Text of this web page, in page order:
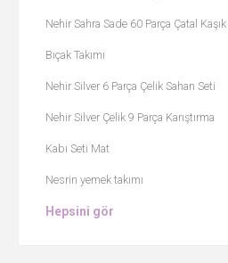
Nehir Sahra Sade 60 Parça Çatal Kaşık
Bıçak Takımı
Nehir Silver 6 Parça Çelik Sahan Seti
Nehir Silver Çelik 9 Parça Karıştırma
Kabı Seti Mat
Nesrin yemek takımı
Hepsini gör